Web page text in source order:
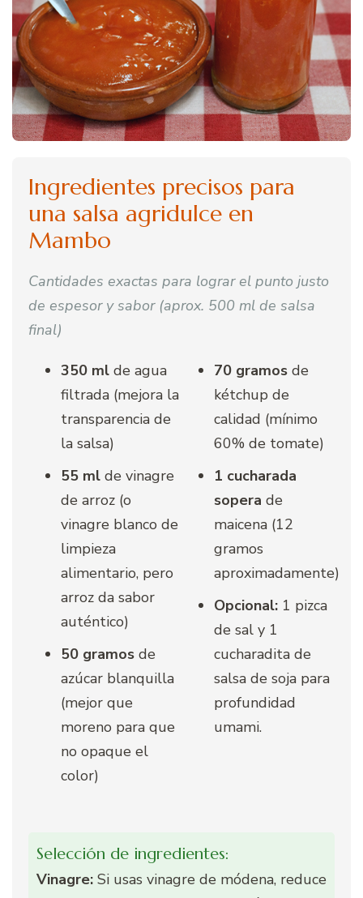
Ingredientes precisos para
una salsa agridulce en
Mambo
Cantidades exactas para lograr el punto justo
de espesor y sabor (aprox. 500 ml de salsa
final)
350 ml de agua
filtrada (mejora la
transparencia de
la salsa)
55 ml de vinagre
de arroz (o
vinagre blanco de
limpieza
alimentario, pero
arroz da sabor
auténtico)
50 gramos de
azúcar blanquilla
(mejor que
moreno para que
no opaque el
color)
70 gramos de
kétchup de
calidad (mínimo
60% de tomate)
1 cucharada
sopera de
maicena (12
gramos
aproximadamente)
Opcional: 1 pizca
de sal y 1
cucharadita de
salsa de soja para
profundidad
umami.
Selección de ingredientes:
Vinagre: Si usas vinagre de módena, reduce